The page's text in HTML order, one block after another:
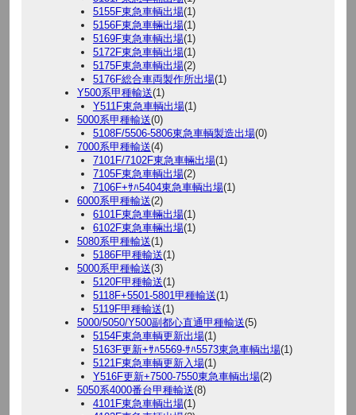
5155F東急車輌出場(1)
5156F東急車輛出場(1)
5169F東急車輌出場(1)
5172F東急車輌出場(1)
5175F東急車輌出場(2)
5176F総合車両製作所出場(1)
Y500系甲種輸送(1)
Y511F東急車輌出場(1)
5000系甲種輸送(0)
5108F/5506-5806東急車輌製造出場(0)
7000系甲種輸送(4)
7101F/7102F東急車輛出場(1)
7105F東急車輌出場(2)
7106F+ｻﾊ5404東急車輌出場(1)
6000系甲種輸送(2)
6101F東急車輛出場(1)
6102F東急車輛出場(1)
5080系甲種輸送(1)
5186F甲種輸送(1)
5000系甲種輸送(3)
5120F甲種輸送(1)
5118F+5501-5801甲種輸送(1)
5119F甲種輸送(1)
5000/5050/Y500副都心直通甲種輸送(5)
5154F東急車輌更新出場(1)
5163F更新+ｻﾊ5569-ｻﾊ5573東急車輌出場(1)
5121F東急車輌更新入場(1)
Y516F更新+7500-7550東急車輌出場(2)
5050系4000番台甲種輸送(8)
4101F東急車輌出場(1)